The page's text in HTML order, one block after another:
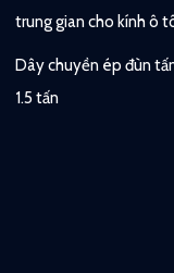
trung gian cho kính ô
Dây chuyền ép đùn
1.5 tấn